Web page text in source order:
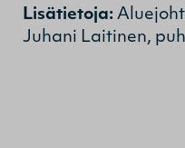
Lisätietoja:
Juhani Laitinen,